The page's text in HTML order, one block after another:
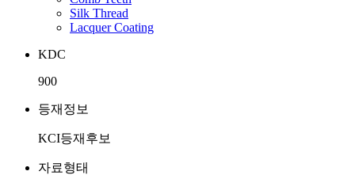
Silk Thread
Lacquer Coating
KDC
900
등재정보
KCI등재후보
자료형태